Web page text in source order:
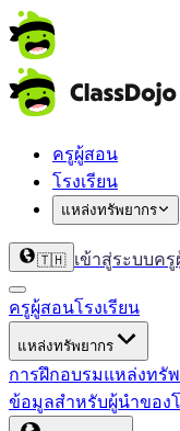
ครูผู้สอน
โรงเรียน
แหล่งทรัพยากร
🇹🇭 เข้าสู่ระบบครู
ครูผู้สอนโรงเรียน
แหล่งทรัพยากร
การฝึกอบรมแหล่งทรั
ข้อมูลสำหรับผู้นำของโ